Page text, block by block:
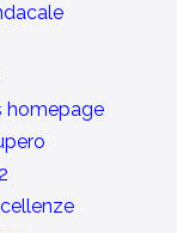
homepage